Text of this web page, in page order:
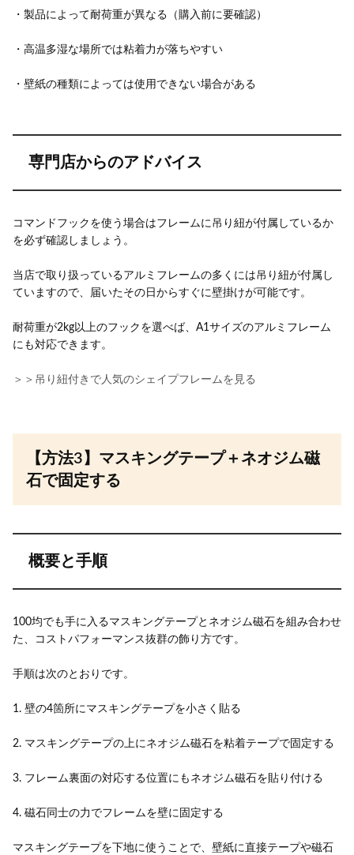
・製品によって耐荷重が異なる（購入前に要確認）
・高温多湿な場所では粘着力が落ちやすい
・壁紙の種類によっては使用できない場合がある
専門店からのアドバイス
コマンドフックを使う場合はフレームに吊り紐が付属しているか
を必ず確認しましょう。
当店で取り扱っているアルミフレームの多くには吊り紐が付属し
ていますので、届いたその日からすぐに壁掛けが可能です。
耐荷重が2kg以上のフックを選べば、A1サイズのアルミフレーム
にも対応できます。
＞＞吊り紐付きで人気のシェイプフレームを見る
【方法3】マスキングテープ＋ネオジム磁
石で固定する
概要と手順
100均でも手に入るマスキングテープとネオジム磁石を組み合わせ
た、コストパフォーマンス抜群の飾り方です。
手順は次のとおりです。
1. 壁の4箇所にマスキングテープを小さく貼る
2. マスキングテープの上にネオジム磁石を粘着テープで固定する
3. フレーム裏面の対応する位置にもネオジム磁石を貼り付ける
4. 磁石同士の力でフレームを壁に固定する
マスキングテープを下地に使うことで、壁紙に直接テープや磁石